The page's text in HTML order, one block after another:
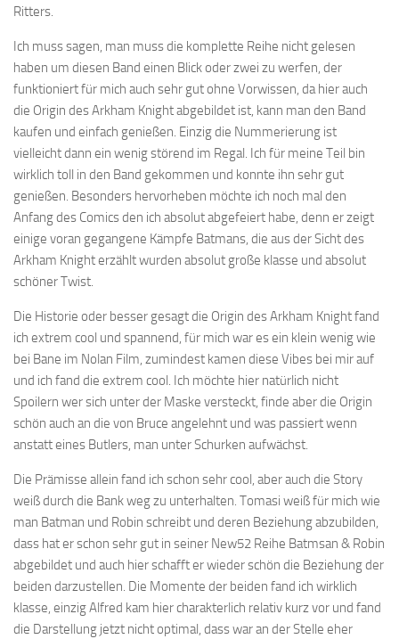
Ritters.
Ich muss sagen, man muss die komplette Reihe nicht gelesen
haben um diesen Band einen Blick oder zwei zu werfen, der
funktioniert für mich auch sehr gut ohne Vorwissen, da hier auch
die Origin des Arkham Knight abgebildet ist, kann man den Band
kaufen und einfach genießen. Einzig die Nummerierung ist
vielleicht dann ein wenig störend im Regal. Ich für meine Teil bin
wirklich toll in den Band gekommen und konnte ihn sehr gut
genießen. Besonders hervorheben möchte ich noch mal den
Anfang des Comics den ich absolut abgefeiert habe, denn er zeigt
einige voran gegangene Kämpfe Batmans, die aus der Sicht des
Arkham Knight erzählt wurden absolut große klasse und absolut
schöner Twist.
Die Historie oder besser gesagt die Origin des Arkham Knight fand
ich extrem cool und spannend, für mich war es ein klein wenig wie
bei Bane im Nolan Film, zumindest kamen diese Vibes bei mir auf
und ich fand die extrem cool. Ich möchte hier natürlich nicht
Spoilern wer sich unter der Maske versteckt, finde aber die Origin
schön auch an die von Bruce angelehnt und was passiert wenn
anstatt eines Butlers, man unter Schurken aufwächst.
Die Prämisse allein fand ich schon sehr cool, aber auch die Story
weiß durch die Bank weg zu unterhalten. Tomasi weiß für mich wie
man Batman und Robin schreibt und deren Beziehung abzubilden,
dass hat er schon sehr gut in seiner New52 Reihe Batmsan & Robin
abgebildet und auch hier schafft er wieder schön die Beziehung der
beiden darzustellen. Die Momente der beiden fand ich wirklich
klasse, einzig Alfred kam hier charakterlich relativ kurz vor und fand
die Darstellung jetzt nicht optimal, dass war an der Stelle eher